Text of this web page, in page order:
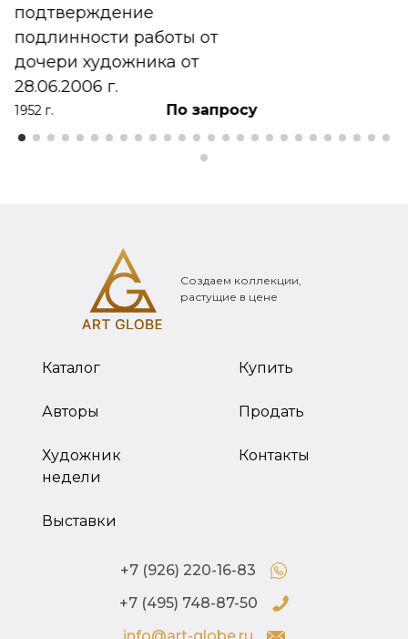
подтверждение
подлинности работы от
дочери художника от
28.06.2006 г.
1952 г. По запросу
Создаем коллекции,
растущие в цене
Каталог
Авторы
Художник
недели
Выставки
Купить
Продать
Контакты
+7 (926) 220-16-83
+7 (495) 748-87-50